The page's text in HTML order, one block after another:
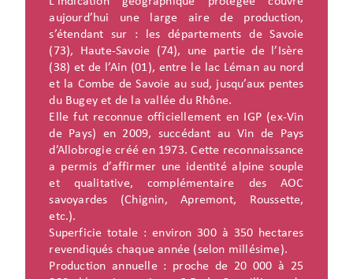
aujourd’hui une large aire de production,
s’étendant sur : les départements de Savoie
(73), Haute-Savoie (74), une partie de l’Isère
(38) et de l’Ain (01), entre le lac Léman au nord
et la Combe de Savoie au sud, jusqu’aux pentes
du Bugey et de la vallée du Rhône.
Elle fut reconnue officiellement en IGP (ex-Vin
de Pays) en 2009, succédant au Vin de Pays
d’Allobrogie créé en 1973. Cette reconnaissance
a permis d’affirmer une identité alpine souple
et qualitative, complémentaire des AOC
savoyardes (Chignin, Apremont, Roussette,
etc.).
Superficie totale : environ 300 à 350 hectares
revendiqués chaque année (selon millésime).
Production annuelle : proche de 20 000 à 25